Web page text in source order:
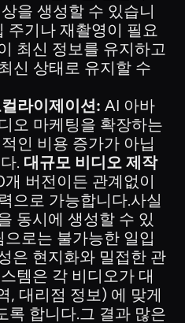
을 생성할 수 있습니
주기나 재촬영이 필요
최신 정보를 유지하고
신 상태로 유지할 수
라이제이션: AI 아바
오 마케팅을 확장하는
인 비용 증가가 아닙
. 대규모 비디오 제작
버전이든 관계없이
으로 가능합니다.사실
동시에 생성할 수 있
로는 불가능한 일입
은 현지화와 밀접한 관
템은 각 비디오가 대
, 대리점 정보) 에 맞게
록 합니다.그 결과 많은